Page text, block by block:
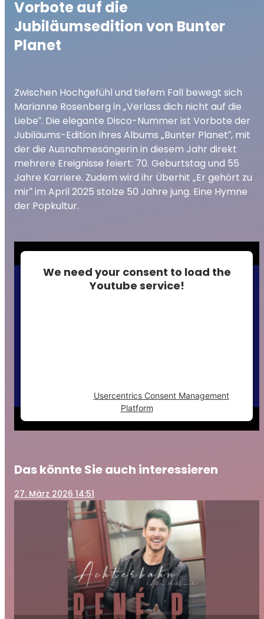
Vorbote auf die
Jubiläumsedition von Bunter
Planet
Zwischen Hochgefühl und tiefem Fall bewegt sich
Marianne Rosenberg in „Verlass dich nicht auf die
Liebe‟. Die elegante Disco-Nummer ist Vorbote der
Jubiläums-Edition ihres Albums „Bunter Planet‟, mit
der die Ausnahmesängerin in diesem Jahr direkt
mehrere Ereignisse feiert: 70. Geburtstag und 55
Jahre Karriere. Zudem wird ihr Überhit „Er gehört zu
mir‟ im April 2025 stolze 50 Jahre jung. Eine Hymne
der Popkultur.
We need your consent to load the
Youtube service!
Usercentrics Consent Management
Platform
Das könnte Sie auch interessieren
27. März 2026 14:51